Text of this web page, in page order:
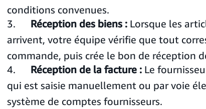
conditions convenues.
3. Réception des biens :Lorsque les
arrivent, votre équipe vérifie que tout
commande, puis crée le bon de réception
4. Réception de la facture :Le
qui est saisie manuellement ou par voie
système de comptes fournisseurs.